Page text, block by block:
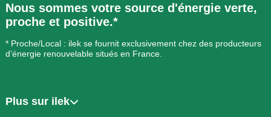
Nous sommes votre source d'énergie verte,
proche et positive.*
* Proche/Local : ilek se fournit exclusivement chez des producteurs
d’énergie renouvelable situés en France.
Plus sur ilek